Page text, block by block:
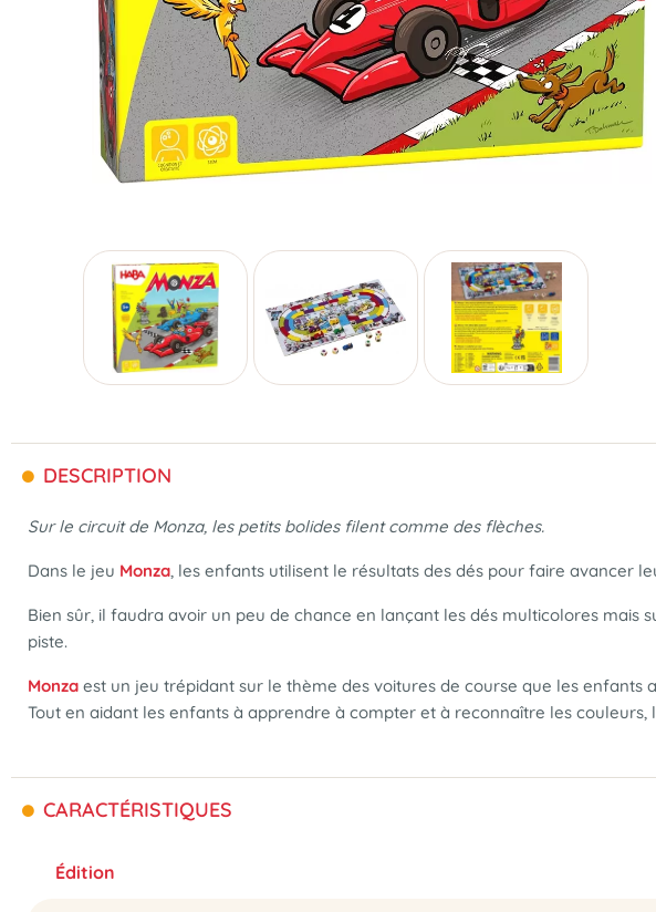
DESCRIPTION
Sur le circuit de Monza, les petits bolides filent comme des flèches.
Dans le jeu Monza, les enfants utilisent le résultats des dés pour faire avancer
Bien sûr, il faudra avoir un peu de chance en lançant les dés multicolores
piste.
Monza est un jeu trépidant sur le thème des voitures de course que les enfants
Tout en aidant les enfants à apprendre à compter et à reconnaître les couleurs,
CARACTÉRISTIQUES
Édition